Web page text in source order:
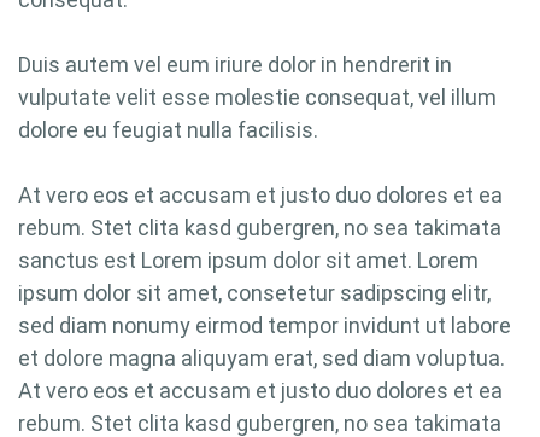
Duis autem vel eum iriure dolor in hendrerit in
vulputate velit esse molestie consequat, vel illum
dolore eu feugiat nulla facilisis.
At vero eos et accusam et justo duo dolores et ea
rebum. Stet clita kasd gubergren, no sea takimata
sanctus est Lorem ipsum dolor sit amet. Lorem
ipsum dolor sit amet, consetetur sadipscing elitr,
sed diam nonumy eirmod tempor invidunt ut labore
et dolore magna aliquyam erat, sed diam voluptua.
At vero eos et accusam et justo duo dolores et ea
rebum. Stet clita kasd gubergren, no sea takimata